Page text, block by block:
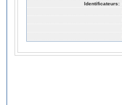
Identificateurs: